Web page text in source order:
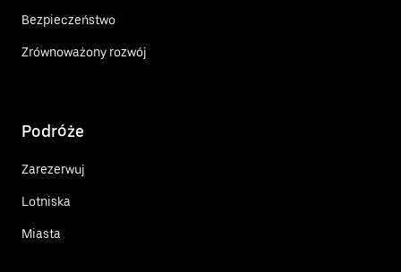
Bezpieczeństwo
Zrównoważony rozwój
Podróże
Zarezerwuj
Lotniska
Miasta